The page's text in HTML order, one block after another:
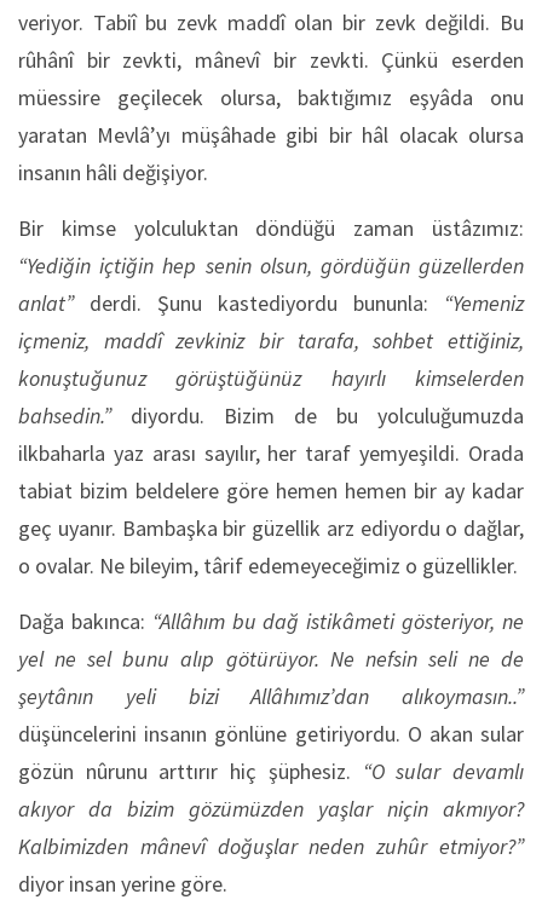
veriyor. Tabiî bu zevk maddî olan bir zevk değildi. Bu
rûhânî bir zevkti, mânevî bir zevkti. Çünkü eserden
müessire geçilecek olursa, baktığımız eşyâda onu
yaratan Mevlâ’yı müşâhade gibi bir hâl olacak olursa
insanın hâli değişiyor.
Bir kimse yolculuktan döndüğü zaman üstâzımız:
“Yediğin içtiğin hep senin olsun, gördüğün güzellerden
anlat”derdi. Şunu kastediyordu bununla: “Yemeniz
içmeniz, maddî zevkiniz bir tarafa, sohbet ettiğiniz,
konuştuğunuz görüştüğünüz hayırlı kimselerden
bahsedin.”diyordu. Bizim de bu yolculuğumuzda
ilkbaharla yaz arası sayılır, her taraf yemyeşildi. Orada
tabiat bizim beldelere göre hemen hemen bir ay kadar
geç uyanır. Bambaşka bir güzellik arz ediyordu o dağlar,
o ovalar. Ne bileyim, târif edemeyeceğimiz o güzellikler.
Dağa bakınca: “Allâhım bu dağ istikâmeti gösteriyor, ne
yel ne sel bunu alıp götürüyor. Ne nefsin seli ne de
şeytânın yeli bizi Allâhımız’dan alıkoymasın..”
düşüncelerini insanın gönlüne getiriyordu. O akan sular
gözün nûrunu arttırır hiç şüphesiz. “O sular devamlı
akıyor da bizim gözümüzden yaşlar niçin akmıyor?
Kalbimizden mânevî doğuşlar neden zuhûr etmiyor?”
diyor insan yerine göre.